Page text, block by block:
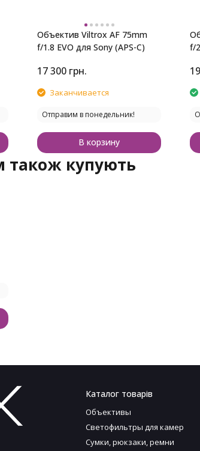
Объектив Viltrox AF 75mm
f/1.8 EVO для Sony (APS-C)
17 300 грн.
Заканчивается
Отправим в понедельник!
В корзину
f/
також купують
Каталог товарів
Объективы
Светофильтры для камер
Сумки, рюкзаки, ремни